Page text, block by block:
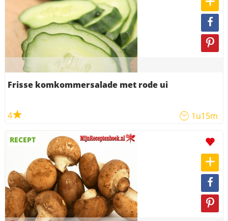
Frisse komkommersalade met rode ui
4 1u15m
RECEPT